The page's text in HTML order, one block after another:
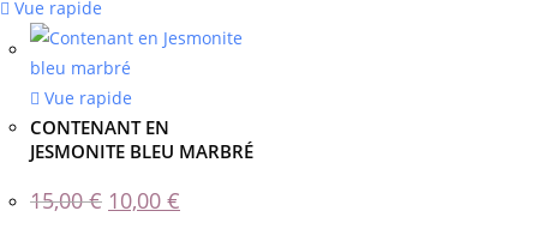
Vue rapide
Vue rapide
CONTENANT EN
JESMONITE BLEU MARBRÉ
15,00€ 10,00 €